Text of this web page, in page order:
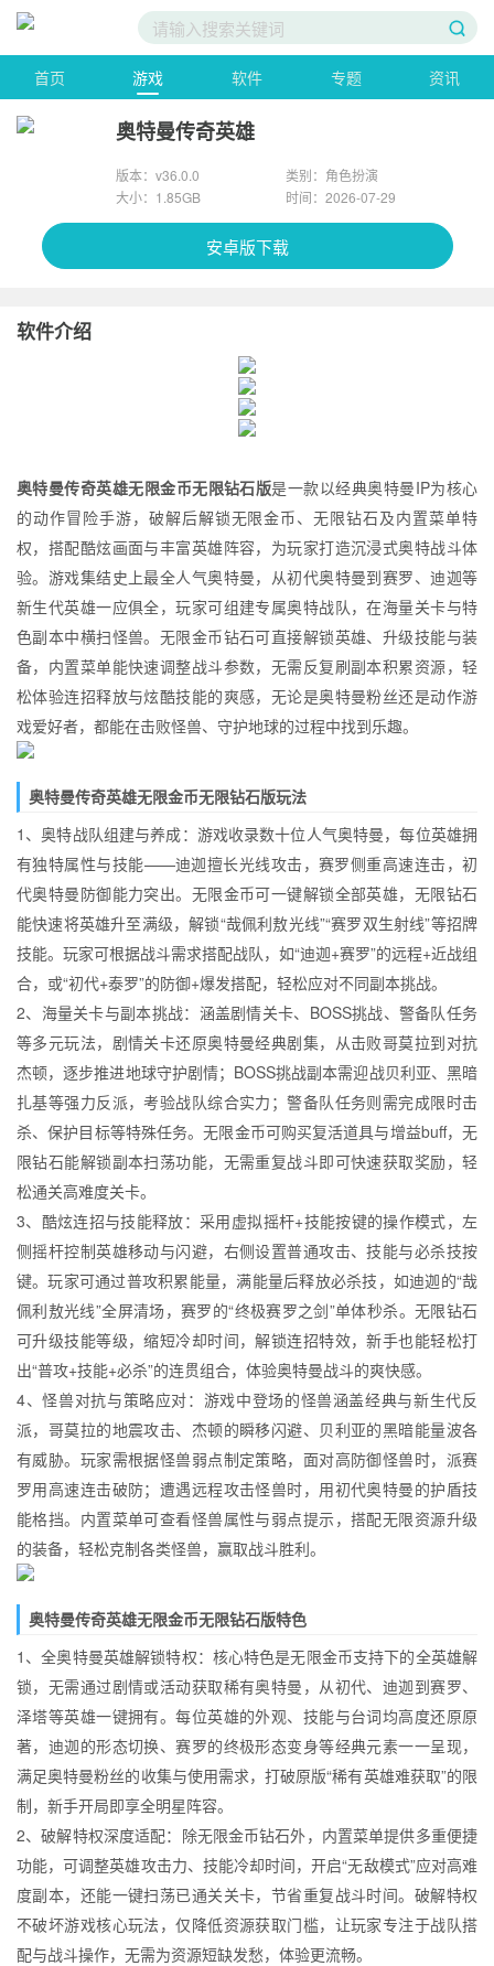
首页 游戏 软件 专题 资讯
奥特曼传奇英雄
版本：v36.0.0
类别：角色扮演
大小：1.85GB
时间：2026-07-29
安卓版下载
软件介绍
奥特曼传奇英雄无限金币无限钻石版是一款以经典奥特曼IP为核心
的动作冒险手游，破解后解锁无限金币、无限钻石及内置菜单特
权，搭配酷炫画面与丰富英雄阵容，为玩家打造沉浸式奥特战斗体
验。游戏集结史上最全人气奥特曼，从初代奥特曼到赛罗、迪迦等
新生代英雄一应俱全，玩家可组建专属奥特战队，在海量关卡与特
色副本中横扫怪兽。无限金币钻石可直接解锁英雄、升级技能与装
备，内置菜单能快速调整战斗参数，无需反复刷副本积累资源，轻
松体验连招释放与炫酷技能的爽感，无论是奥特曼粉丝还是动作游
戏爱好者，都能在击败怪兽、守护地球的过程中找到乐趣。
奥特曼传奇英雄无限金币无限钻石版玩法
1、奥特战队组建与养成：游戏收录数十位人气奥特曼，每位英雄拥
有独特属性与技能——迪迦擅长光线攻击，赛罗侧重高速连击，初
代奥特曼防御能力突出。无限金币可一键解锁全部英雄，无限钻石
能快速将英雄升至满级，解锁“哉佩利敖光线”“赛罗双生射线”等招牌
技能。玩家可根据战斗需求搭配战队，如“迪迦+赛罗”的远程+近战组
合，或“初代+泰罗”的防御+爆发搭配，轻松应对不同副本挑战。
2、海量关卡与副本挑战：涵盖剧情关卡、BOSS挑战、警备队任务
等多元玩法，剧情关卡还原奥特曼经典剧集，从击败哥莫拉到对抗
杰顿，逐步推进地球守护剧情；BOSS挑战副本需迎战贝利亚、黑暗
扎基等强力反派，考验战队综合实力；警备队任务则需完成限时击
杀、保护目标等特殊任务。无限金币可购买复活道具与增益buff，无
限钻石能解锁副本扫荡功能，无需重复战斗即可快速获取奖励，轻
松通关高难度关卡。
3、酷炫连招与技能释放：采用虚拟摇杆+技能按键的操作模式，左
侧摇杆控制英雄移动与闪避，右侧设置普通攻击、技能与必杀技按
键。玩家可通过普攻积累能量，满能量后释放必杀技，如迪迦的“哉
佩利敖光线”全屏清场，赛罗的“终极赛罗之剑”单体秒杀。无限钻石
可升级技能等级，缩短冷却时间，解锁连招特效，新手也能轻松打
出“普攻+技能+必杀”的连贯组合，体验奥特曼战斗的爽快感。
4、怪兽对抗与策略应对：游戏中登场的怪兽涵盖经典与新生代反
派，哥莫拉的地震攻击、杰顿的瞬移闪避、贝利亚的黑暗能量波各
有威胁。玩家需根据怪兽弱点制定策略，面对高防御怪兽时，派赛
罗用高速连击破防；遭遇远程攻击怪兽时，用初代奥特曼的护盾技
能格挡。内置菜单可查看怪兽属性与弱点提示，搭配无限资源升级
的装备，轻松克制各类怪兽，赢取战斗胜利。
奥特曼传奇英雄无限金币无限钻石版特色
1、全奥特曼英雄解锁特权：核心特色是无限金币支持下的全英雄解
锁，无需通过剧情或活动获取稀有奥特曼，从初代、迪迦到赛罗、
泽塔等英雄一键拥有。每位英雄的外观、技能与台词均高度还原原
著，迪迦的形态切换、赛罗的终极形态变身等经典元素一一呈现，
满足奥特曼粉丝的收集与使用需求，打破原版“稀有英雄难获取”的限
制，新手开局即享全明星阵容。
2、破解特权深度适配：除无限金币钻石外，内置菜单提供多重便捷
功能，可调整英雄攻击力、技能冷却时间，开启“无敌模式”应对高难
度副本，还能一键扫荡已通关关卡，节省重复战斗时间。破解特权
不破坏游戏核心玩法，仅降低资源获取门槛，让玩家专注于战队搭
配与战斗操作，无需为资源短缺发愁，体验更流畅。